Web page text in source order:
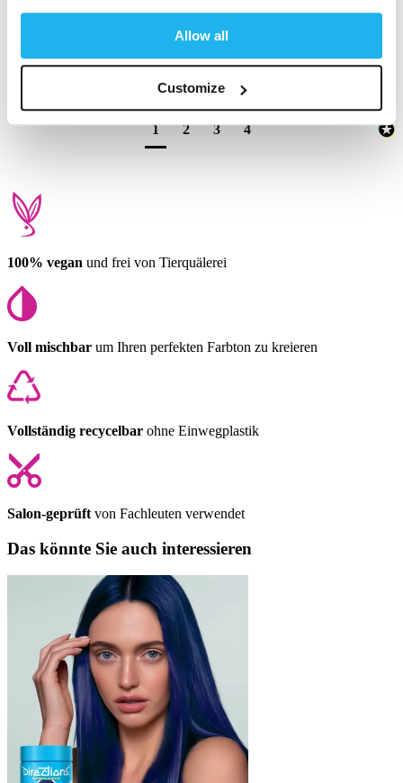
Allow all
Customize
1 Person hat diese Bewertung hilfreich gefunden.
Fanden Sie diese Bewertung hilfreich? Ja Melden
1 2 3 4
100% vegan und frei von Tierquälerei
Voll mischbar um Ihren perfekten Farbton zu kreieren
Vollständig recycelbar ohne Einwegplastik
Salon-geprüft von Fachleuten verwendet
Das könnte Sie auch interessieren